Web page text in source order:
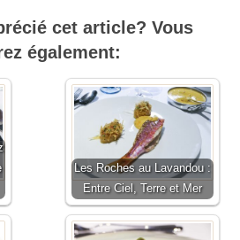
cet article? Vous
également:
Les Roches au Lavandou :
Entre Ciel, Terre et Mer